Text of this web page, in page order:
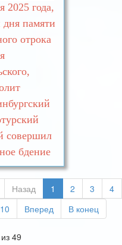
2025 года,
дня памяти
отрока
совершил
бдение
Назад 1 2 3 4
10 Вперед В конец
49